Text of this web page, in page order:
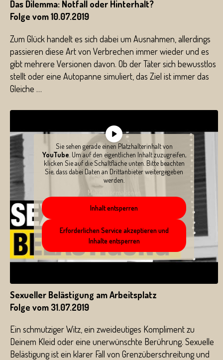
Das Dilemma: Notfall oder Hinterhalt?
Folge vom 10.07.2019
Zum Glück handelt es sich dabei um Ausnahmen, allerdings
passieren diese Art von Verbrechen immer wieder und es
gibt mehrere Versionen davon. Ob der Täter sich bewusstlos
stellt oder eine Autopanne simuliert, das Ziel ist immer das
Gleiche …
Sie sehen gerade einen Platzhalterinhalt von
YouTube . Um auf den eigentlichen Inhalt zuzugreifen,
klicken Sie auf die Schaltfläche unten. Bitte beachten
Sie, dass dabei Daten an Drittanbieter weitergegeben
werden.
Mehr Informationen
Inhalt entsperren
Erforderlichen Service akzeptieren und
Inhalte entsperren
Sexueller Belästigung am Arbeitsplatz
Folge vom 31.07.2019
Ein schmutziger Witz, ein zweideutiges Kompliment zu
Deinem Kleid oder eine unerwünschte Berührung. Sexuelle
Belästigung ist ein klarer Fall von Grenzüberschreitung und